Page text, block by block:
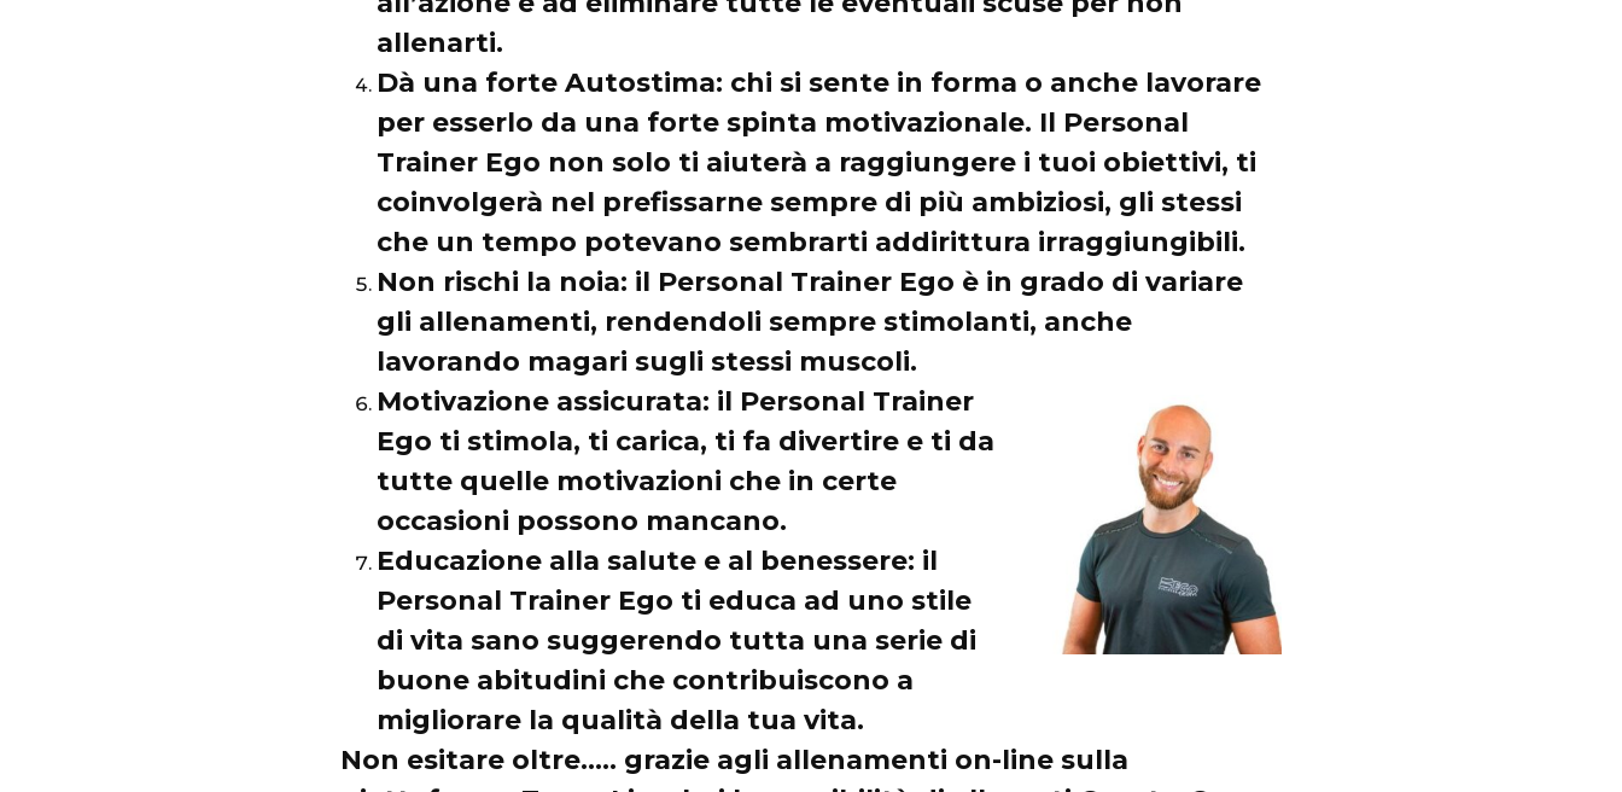
allenarti.
Dà una forte Autostima: chi si sente in forma o anche lavorare
per esserlo da una forte spinta motivazionale. Il Personal
Trainer Ego non solo ti aiuterà a raggiungere i tuoi obiettivi, ti
coinvolgerà nel prefissarne sempre di più ambiziosi, gli stessi
che un tempo potevano sembrarti addirittura irraggiungibili.
Non rischi la noia: il Personal Trainer Ego è in grado di variare
gli allenamenti, rendendoli sempre stimolanti, anche
lavorando magari sugli stessi muscoli.
Motivazione assicurata: il Personal Trainer
Ego ti stimola, ti carica, ti fa divertire e ti da
tutte quelle motivazioni che in certe
occasioni possono mancano.
Educazione alla salute e al benessere: il
Personal Trainer Ego ti educa ad uno stile
di vita sano suggerendo tutta una serie di
buone abitudini che contribuiscono a
migliorare la qualità della tua vita.
Non esitare oltre….. grazie agli allenamenti on-line sulla